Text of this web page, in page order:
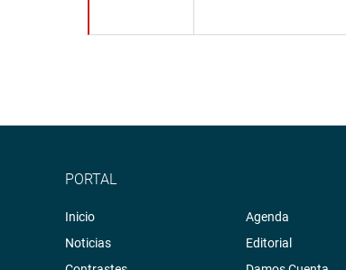
PORTAL
Inicio
Noticias
Agenda
Editorial